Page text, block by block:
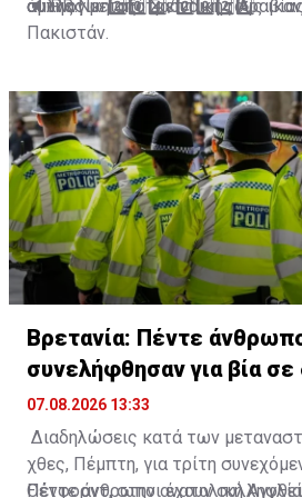
αυτής.
συλλογική αποτρεπτική τους
άμυνας μεταξύ Σαουδικής
Πακιστάν.
🔈 PR No. 2️⃣0️⃣4️⃣/2️⃣0️⃣2️⃣6️⃣
🔗⬇️pic.twitter.com/mIzASADmau
— Ministry of Foreign Affairs -
(@ForeignOfficePk)
August 7, 2026
Βρετανία: Πέντε
συνελήφθησαν για βία
κατά των μεταναστών
07.08.2026 13:33
Διαδηλώσεις κατά των
χθες, Πέμπτη, για τρίτη
Θέτφορντ, στην ανατολική
Πέντε άνθρωποι έχουν